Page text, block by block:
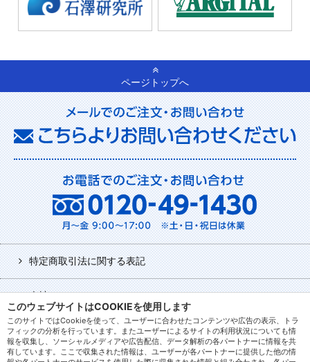
このウェブサイトはCOOKIEを使用します
このサイトではCookieを使って、ユーザーに合わせたコンテンツや広告の表示、トラ
フィックの分析を行っています。またユーザーによるサイトの利用状況についても情
報を収集し、ソーシャルメディアや広告配信、データ解析の各パートナーに情報を共
有しています。ここで収集された情報は、ユーザーが各パートナーに提供した他の情
ページトップへ
特定商取引法に関する表記
会社について
利用規約